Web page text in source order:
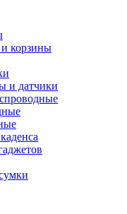
корзины
и датчики